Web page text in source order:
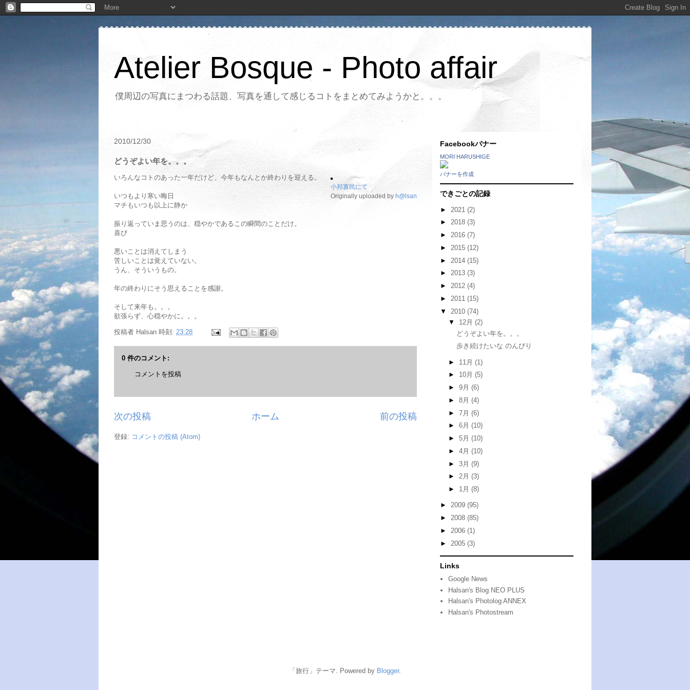
Atelier Bosque - Photo affair
僕周辺の写真にまつわる話題、写真を通して感じるコトをまとめてみようかと。。。
2010/12/30
どうぞよい年を。。。
小邦寡民にて
Originally uploaded by h@lsan
いろんなコトのあった一年だけど、今年もなんとか終わりを迎える。
いつもより寒い晦日
マチもいつも以上に静か
振り返っていま思うのは、穏やかであるこの瞬間のことだけ。
喜び
悪いことは消えてしまう
苦しいことは覚えていない。
うん、そういうもの。
年の終わりにそう思えることを感謝。
そして来年も。。。
欲張らず、心穏やかに。。。
投稿者 Halsan 時刻: 23:28
0 件のコメント:
コメントを投稿
次の投稿 前の投稿
ホーム
登録: コメントの投稿 (Atom)
Facebookバナー
MORI HARUSHIGE
バナーを作成
できごとの記録
► 2021 (2)
► 2018 (3)
► 2016 (7)
► 2015 (12)
► 2014 (15)
► 2013 (3)
► 2012 (4)
► 2011 (15)
▼ 2010 (74)
▼ 12月 (2)
どうぞよい年を。。。
歩き続けたいな のんびり
► 11月 (1)
► 10月 (5)
► 9月 (6)
► 8月 (4)
► 7月 (6)
► 6月 (10)
► 5月 (10)
► 4月 (10)
► 3月 (9)
► 2月 (3)
► 1月 (8)
► 2009 (95)
► 2008 (85)
► 2006 (1)
► 2005 (3)
Links
Google News
Halsan's Blog NEO PLUS
Halsan's Photolog ANNEX
Halsan's Photostream
「旅行」テーマ. Powered by Blogger.